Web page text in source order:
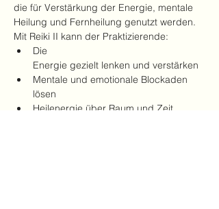
die für Verstärkung der Energie, mentale
Heilung und Fernheilung genutzt werden.
Mit Reiki II kann der Praktizierende:
Die
Energie gezielt lenken und verstärken
Mentale und emotionale Blockaden
lösen
Heilenergie über Raum und Zeit